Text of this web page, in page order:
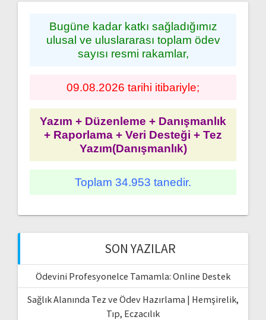
Bugüne kadar katkı sağladığımız
ulusal ve uluslararası toplam ödev
sayısı resmi rakamlar,
09.08.2026 tarihi itibariyle;
Yazım + Düzenleme + Danışmanlık
+ Raporlama + Veri Desteği + Tez
Yazım(Danışmanlık)
Toplam 34.953 tanedir.
SON YAZILAR
Ödevini Profesyonelce Tamamla: Online Destek
Sağlık Alanında Tez ve Ödev Hazırlama | Hemşirelik,
Tıp, Eczacılık